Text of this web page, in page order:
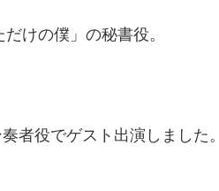
けの僕」の秘書役。
者役でゲスト出演しました。